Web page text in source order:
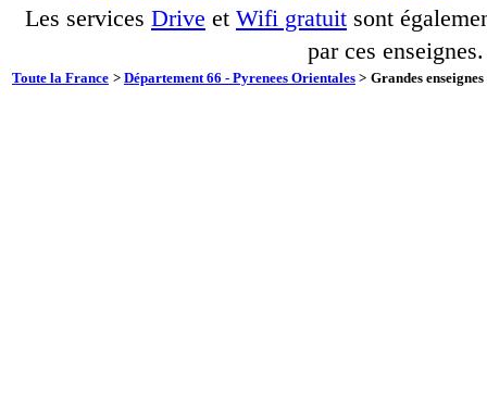
Les services Drive et Wifi gratuit sont
par ces enseignes.
Toute la France > Département 66 - Pyrenees Orientales > Grandes